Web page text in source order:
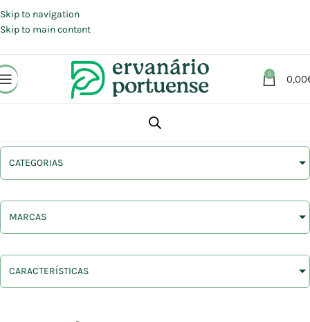
Skip to navigation
Skip to main content
0 0,00
CATEGORIAS
MARCAS
CARACTERÍSTICAS